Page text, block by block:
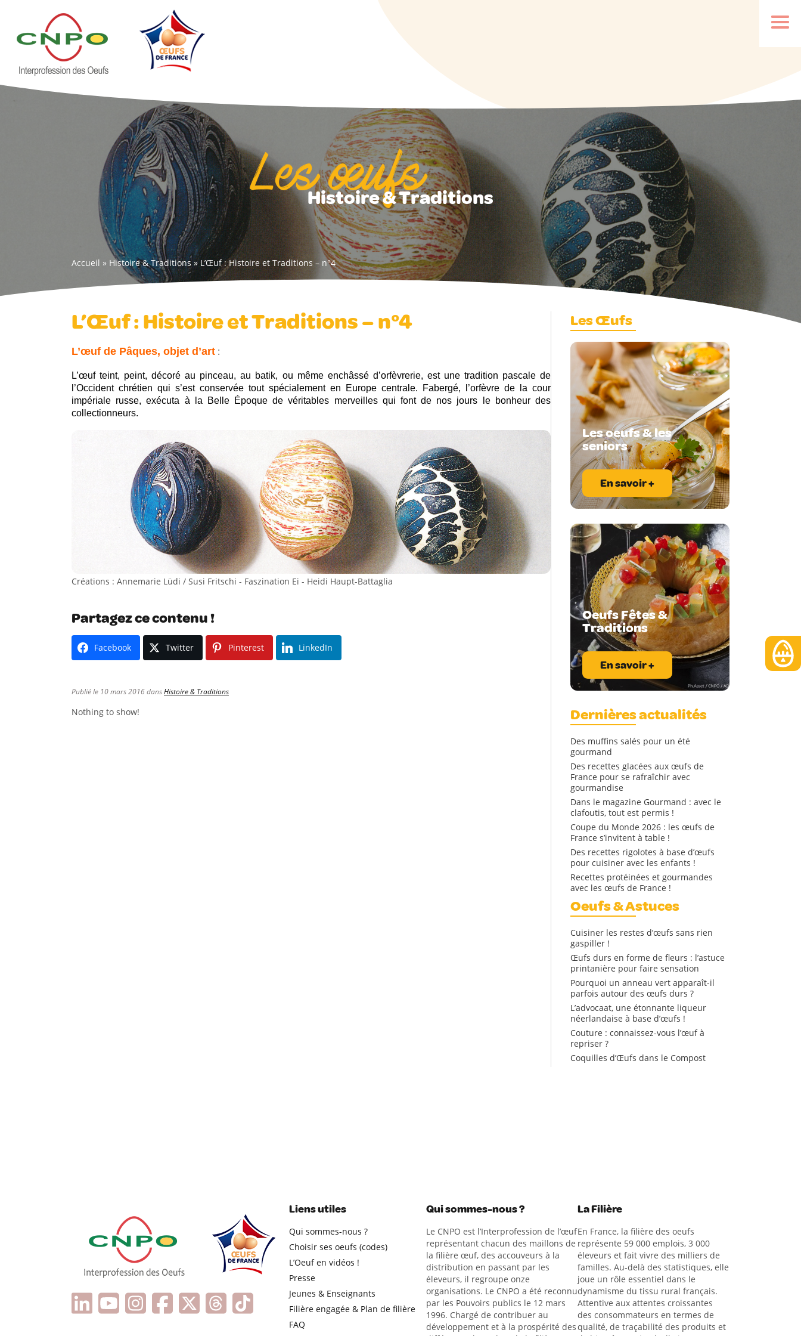
Les œufs
Histoire & Traditions
Accueil » Histoire & Traditions» L’Œuf : Histoire et Traditions – n°4
L’Œuf : Histoire et Traditions – n°4
L’œuf de Pâques, objet d’art :
L’œuf teint, peint, décoré au pinceau, au batik, ou même enchâssé d’orfèvrerie, est une tradition pascale de
l’Occident chrétien qui s’est conservée tout spécialement en Europe centrale. Fabergé, l’orfèvre de la cour
impériale russe, exécuta à la Belle Époque de véritables merveilles qui font de nos jours le bonheur des
collectionneurs.
Créations : Annemarie Lüdi / Susi Fritschi - Faszination Ei - Heidi Haupt-Battaglia
Partagez ce contenu !
Facebook Twitter Pinterest LinkedIn
Publié le 10 mars 2016 dansHistoire & Traditions
Nothing to show!
Les Œufs
Les oeufs & les
seniors
En savoir +
Oeufs Fêtes &
Traditions
En savoir +
Dernières actualités
Des muffins salés pour un été
gourmand
Des recettes glacées aux œufs de
France pour se rafraîchir avec
gourmandise
Dans le magazine Gourmand : avec le
clafoutis, tout est permis !
Coupe du Monde 2026 : les œufs de
France s’invitent à table !
Des recettes rigolotes à base d’œufs
pour cuisiner avec les enfants !
Recettes protéinées et gourmandes
avec les œufs de France !
Oeufs & Astuces
Cuisiner les restes d’œufs sans rien
gaspiller !
Œufs durs en forme de fleurs : l’astuce
printanière pour faire sensation
Pourquoi un anneau vert apparaît-il
parfois autour des œufs durs ?
L’advocaat, une étonnante liqueur
néerlandaise à base d’œufs !
Couture : connaissez-vous l’œuf à
repriser ?
Coquilles d’Œufs dans le Compost
Liens utiles
Qui sommes-nous ?
Choisir ses oeufs (codes)
L’Oeuf en vidéos !
Presse
Jeunes & Enseignants
Filière engagée & Plan de filière
FAQ
Qui sommes-nous ?
Le CNPO est l’Interprofession de l’œuf
représentant chacun des maillons de
la filière œuf, des accouveurs à la
distribution en passant par les
éleveurs, il regroupe onze
organisations. Le CNPO a été reconnu
par les Pouvoirs publics le 12 mars
1996. Chargé de contribuer au
développement et à la prospérité des
La Filière
En France, la filière des oeufs
représente 59 000 emplois, 3 000
éleveurs et fait vivre des milliers de
familles. Au-delà des statistiques, elle
joue un rôle essentiel dans le
dynamisme du tissu rural français.
Attentive aux attentes croissantes
des consommateurs en termes de
qualité, de traçabilité des produits et